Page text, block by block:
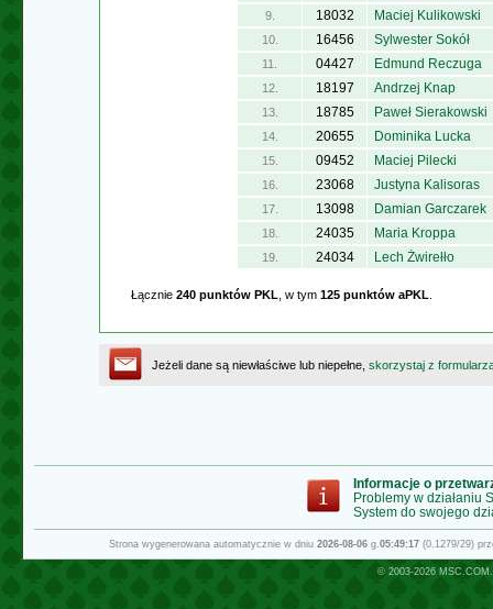
9. 18032 Maciej Kulikowski
10. 16456 Sylwester Sokół
11. 04427 Edmund Reczuga
12. 18197 Andrzej Knap
13. 18785 Paweł Sierakowski
14. 20655 Dominika Lucka
15. 09452 Maciej Pilecki
16. 23068 Justyna Kalisoras
17. 13098 Damian Garczarek
18. 24035 Maria Kroppa
19. 24034 Lech Żwirełło
Łącznie 240 punktów PKL , w tym 125 punktów aPKL
Jeżeli dane są niewłaściwe lub niepełne, skorzystaj z
Informacje o
Problemy w działaniu
System do swojego
Strona wygenerowana automatycznie w dniu 2026-08-06 g.05:49:17 (0.1279/29)
© 2003-2026